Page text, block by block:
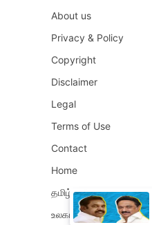
About us
Privacy & Policy
Copyright
Disclaimer
Legal
Terms of Use
Contact
Home
தமிழ்நாடு
உலகம்